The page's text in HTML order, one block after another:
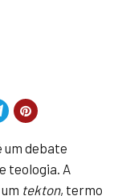
um debate
teologia. A
tekton, termo